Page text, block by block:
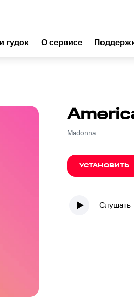
гудок О сервисе
Madonna
УСТАНОВИТЬ
Слушать